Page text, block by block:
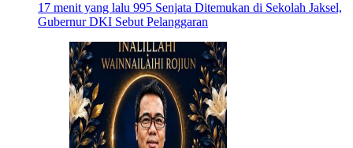
17 menit yang lalu 995 Senjata Ditemukan di Sekolah Jaksel,
Gubernur DKI Sebut Pelanggaran